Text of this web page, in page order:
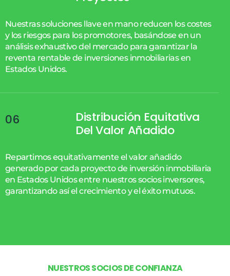
Nuestras soluciones llave en mano reducen los costes
y los riesgos para los promotores, basándose en un
análisis exhaustivo del mercado para garantizar la
reventa rentable de inversiones inmobiliarias en
Estados Unidos.
06
Distribución Equitativa
Del Valor Añadido
Repartimos equitativamente el valor añadido
generado por cada proyecto de inversión inmobiliaria
en Estados Unidos entre nuestros socios inversores,
garantizando así el crecimiento y el éxito mutuos.
NUESTROSSOCIOSDECONFIANZA